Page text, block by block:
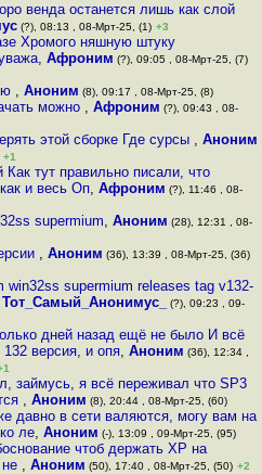
венда останется лишь как слой
(?), 08:13 , 08-Мрт-25, (1) +3
Хромого няшную штуку
, Афроним (?), 09:05 , 08-Мрт-25, (7)
, Аноним (8), 09:17 , 08-Мрт-25, (8)
можно ,Афроним (?), 09:43 , 08-
этой сборке Где сурсы , Аноним
+1
тут правильно писали, что
и весь Оп, Афроним (?), 11:46 , 08-
supermium, Аноним (28), 12:31 , 08-
,Аноним (36), 13:39 , 08-Мрт-25, (36)
win32ss supermium releases tag v132-
Тот_Самый_Анонимус_ (?), 09:23 , 09-
дней назад ещё не было И всё
132 версия, и опя, Аноним (36), 12:34 ,
займусь, я всё переживал что SP3
, Аноним (8), 20:44 , 08-Мрт-25, (60)
давно в сети валяются, могу вам на
ле, Аноним (-), 13:09 , 09-Мрт-25, (95)
чтоб держать ХР на
, Аноним (50), 17:40 , 08-Мрт-25, (50) +2